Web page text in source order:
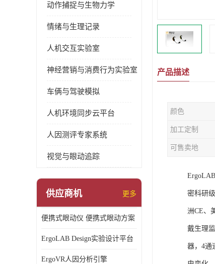
动作捕捉与生物力学
情绪与生理记录
人机交互实验室
神经营销与消费行为实验室
车俩与驾驶模拟
人机环境同步云平台
人因测评专家系统
视觉与眼动追踪
供应商机 更多
便携式眼动仪 便携式眼动方案
ErgoLAB Design实验设计平台
ErgoVR人因分析引擎
产品描述
颜色
加工定制
可售卖地
密科研
洲CE、
戴生理
器，4通